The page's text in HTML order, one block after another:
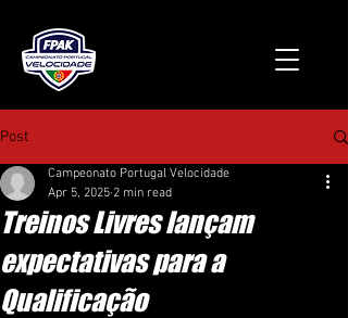
Post
Treinos Livres lançam
expectativas para a
Qualificação
Campeonato Portugal Velocidade
Apr 5, 2025 2 min read